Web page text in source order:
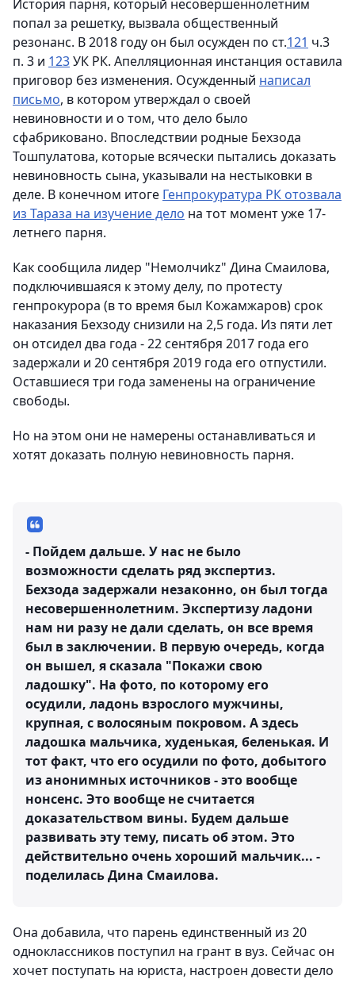
История парня, который несовершеннолетним
попал за решетку, вызвала общественный
резонанс. В 2018 году он был осужден по ст.121 ч.3
п. 3 и 123УК РК. Апелляционная инстанция оставила
приговор без изменения. Осужденный написал
письмо, в котором утверждал о своей
невиновности и о том, что дело было
сфабриковано. Впоследствии родные Бехзода
Тошпулатова, которые всячески пытались доказать
невиновность сына, указывали на нестыковки в
деле. В конечном итоге Генпрокуратура РК отозвала
из Тараза на изучение дело на тот момент уже 17-
летнего парня.
Как сообщила лидер "Немолчиkz" Дина Смаилова,
подключившаяся к этому делу, по протесту
генпрокурора (в то время был Кожамжаров) срок
наказания Бехзоду снизили на 2,5 года. Из пяти лет
он отсидел два года - 22 сентября 2017 года его
задержали и 20 сентября 2019 года его отпустили.
Оставшиеся три года заменены на ограничение
свободы.
Но на этом они не намерены останавливаться и
хотят доказать полную невиновность парня.
- Пойдем дальше. У нас не было
возможности сделать ряд экспертиз.
Бехзода задержали незаконно, он был тогда
несовершеннолетним. Экспертизу ладони
нам ни разу не дали сделать, он все время
был в заключении. В первую очередь, когда
он вышел, я сказала "Покажи свою
ладошку". На фото, по которому его
осудили, ладонь взрослого мужчины,
крупная, с волосяным покровом. А здесь
ладошка мальчика, худенькая, беленькая. И
тот факт, что его осудили по фото, добытого
из анонимных источников - это вообще
нонсенс. Это вообще не считается
доказательством вины. Будем дальше
развивать эту тему, писать об этом. Это
действительно очень хороший мальчик... -
поделилась Дина Смаилова.
Она добавила, что парень единственный из 20
одноклассников поступил на грант в вуз. Сейчас он
хочет поступать на юриста, настроен довести дело